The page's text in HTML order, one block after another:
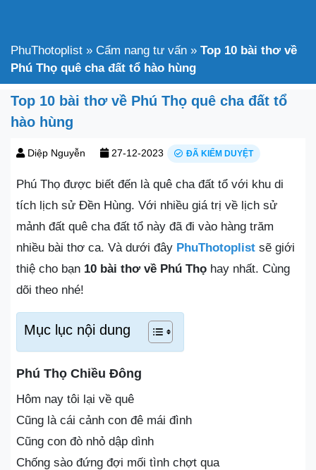
PhuThotoplist » Cẩm nang tư vấn » Top 10 bài thơ về
Phú Thọ quê cha đất tổ hào hùng
Top 10 bài thơ về Phú Thọ quê cha đất tổ
hào hùng
Diệp Nguyễn 27-12-2023 ĐÃ KIỂM DUYỆT
Phú Thọ được biết đến là quê cha đất tổ với khu di
tích lịch sử Đền Hùng. Với nhiều giá trị về lịch sử
mảnh đất quê cha đất tổ này đã đi vào hàng trăm
nhiều bài thơ ca. Và dưới đây PhuThotoplist sẽ giới
thiệ cho bạn 10 bài thơ về Phú Thọ hay nhất. Cùng
dõi theo nhé!
Mục lục nội dung
Phú Thọ Chiều Đông
Hôm nay tôi lại về quê
Cũng là cái cảnh con đê mái đình
Cũng con đò nhỏ dập dình
Chống sào đứng đợi mối tình chợt qua